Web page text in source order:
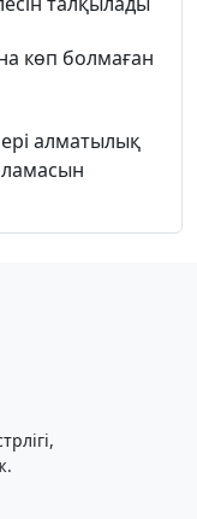
көп болмаған
алматылық